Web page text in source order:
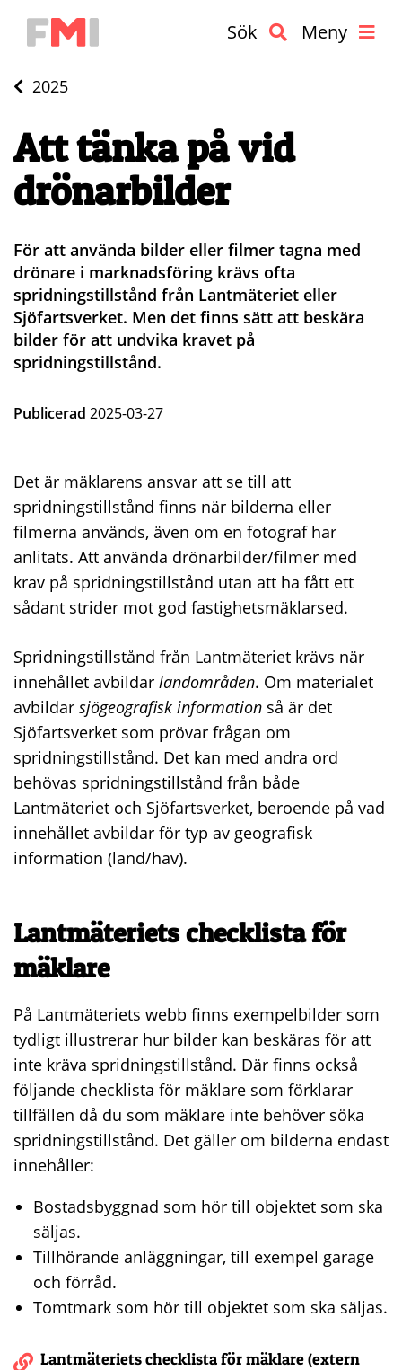
Sök Meny
2025
Att tänka på vid
drönarbilder
För att använda bilder eller filmer tagna med
drönare i marknadsföring krävs ofta
spridningstillstånd från Lantmäteriet eller
Sjöfartsverket. Men det finns sätt att beskära
bilder för att undvika kravet på
spridningstillstånd.
Publicerad 2025-03-27
Det är mäklarens ansvar att se till att
spridningstillstånd finns när bilderna eller
filmerna används, även om en fotograf har
anlitats. Att använda drönarbilder/filmer med
krav på spridningstillstånd utan att ha fått ett
sådant strider mot god fastighetsmäklarsed.
Spridningstillstånd från Lantmäteriet krävs när
innehållet avbildar landområden. Om materialet
avbildar sjögeografisk information så är det
Sjöfartsverket som prövar frågan om
spridningstillstånd. Det kan med andra ord
behövas spridningstillstånd från både
Lantmäteriet och Sjöfartsverket, beroende på vad
innehållet avbildar för typ av geografisk
information (land/hav).
Lantmäteriets checklista för
mäklare
På Lantmäteriets webb finns exempelbilder som
tydligt illustrerar hur bilder kan beskäras för att
inte kräva spridningstillstånd. Där finns också
följande checklista för mäklare som förklarar
tillfällen då du som mäklare inte behöver söka
spridningstillstånd. Det gäller om bilderna endast
innehåller:
Bostadsbyggnad som hör till objektet som ska
säljas.
Tillhörande anläggningar, till exempel garage
och förråd.
Tomtmark som hör till objektet som ska säljas.
Lantmäteriets checklista för mäklare (extern